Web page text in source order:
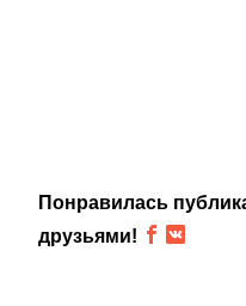
Понравилась
друзьями!